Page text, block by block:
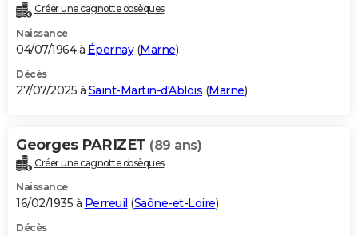
Créer une cagnotte obsèques
Naissance
04/07/1964 à Épernay(Marne)
Décès
27/07/2025 à Saint-Martin-d'Ablois (Marne)
Georges PARIZET (89 ans)
Créer une cagnotte obsèques
Naissance
16/02/1935 à Perreuil (Saône-et-Loire)
Décès